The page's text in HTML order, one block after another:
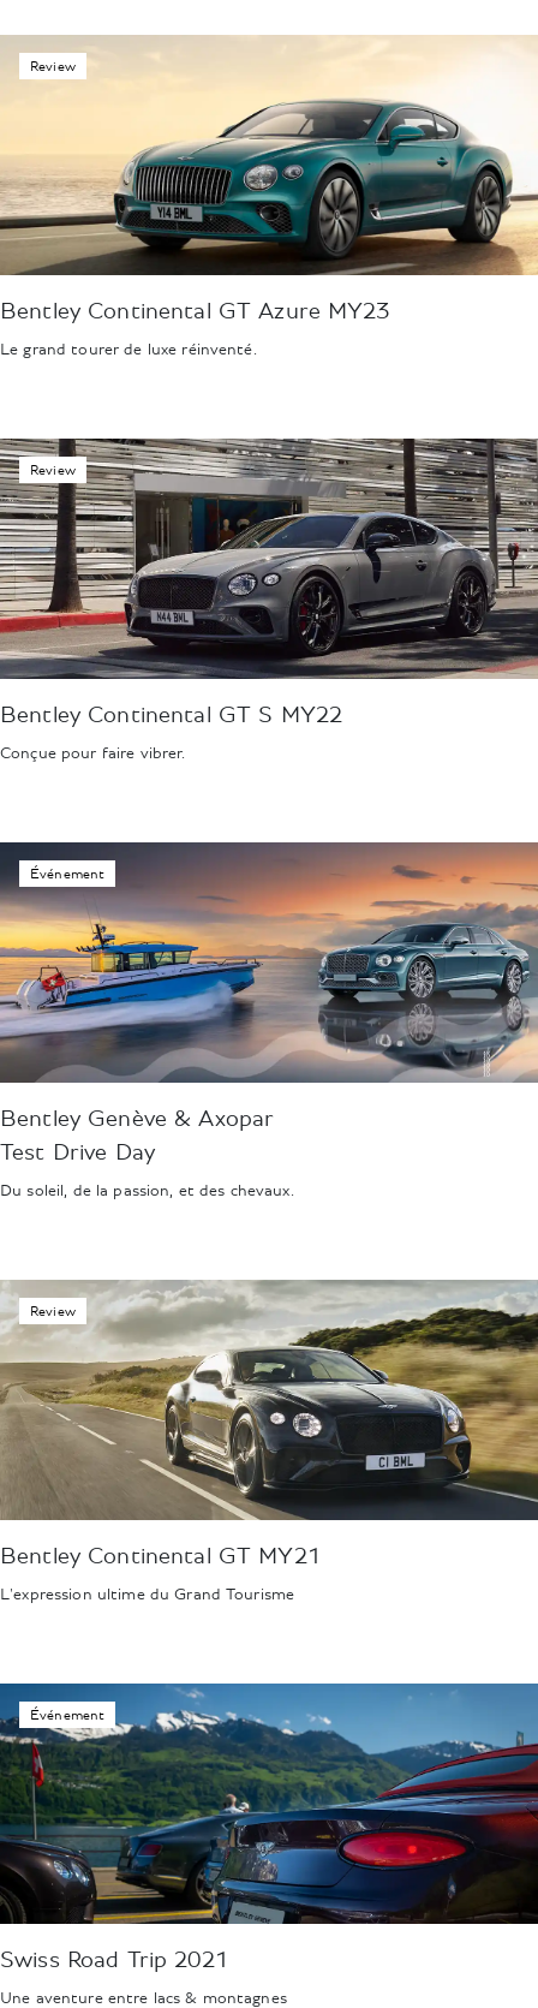
Bentley Continental GT Azure MY23
Le grand tourer de luxe réinventé.
Review
Bentley Continental GT S MY22
Conçue pour faire vibrer.
Review
Bentley Genève & Axopar
Test Drive Day
Du soleil, de la passion, et des chevaux.
Événement
Bentley Continental GT MY21
L'expression ultime du Grand Tourisme
Review
Swiss Road Trip 2021
Une aventure entre lacs & montagnes
Événement